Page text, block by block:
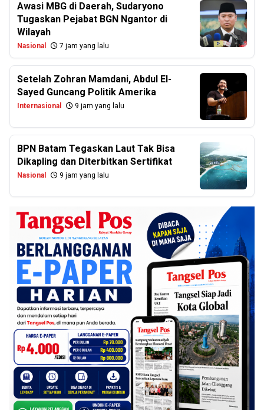
Awasi MBG di Daerah, Sudaryono
Tugaskan Pejabat BGN Ngantor di
Wilayah
Nasional 7 jam yang lalu
Setelah Zohran Mamdani, Abdul El-
Sayed Guncang Politik Amerika
Internasional 9 jam yang lalu
BPN Batam Tegaskan Laut Tak Bisa
Dikapling dan Diterbitkan Sertifikat
Nasional 9 jam yang lalu